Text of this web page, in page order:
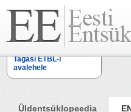
Tagasi ETBL-i
avalehele
Üldentsüklopeedia